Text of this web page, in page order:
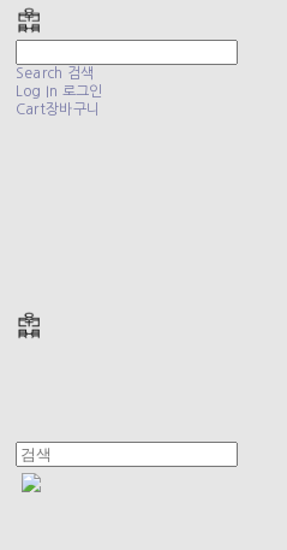
Search 검색
Log In 로그인
Cart장바구니